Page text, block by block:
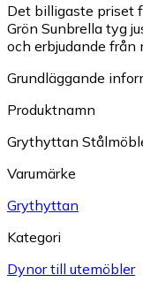
Det billigaste priset
Grön Sunbrella tyg
och erbjudande från
Grundläggande
Produktnamn
Grythyttan
Varumärke
Grythyttan
Kategori
Dynor till utemöbler